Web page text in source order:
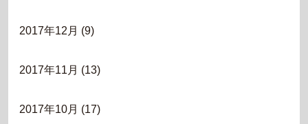
2017年12月 (9)
2017年11月 (13)
2017年10月 (17)